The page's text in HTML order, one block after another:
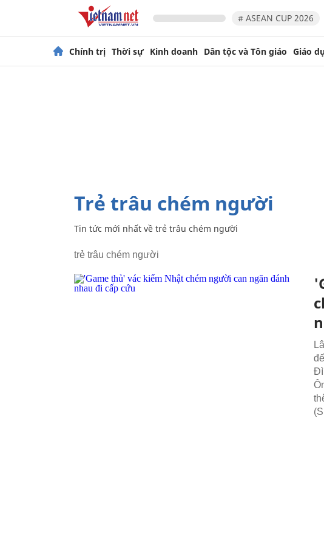
# ASEAN CUP 2026
Chính trị Thời sự Kinh doanh Dân tộc và Tôn giáo Giáo
trẻ trâu chém người
Tin tức mới nhất về trẻ trâu chém người
trẻ trâu chém người